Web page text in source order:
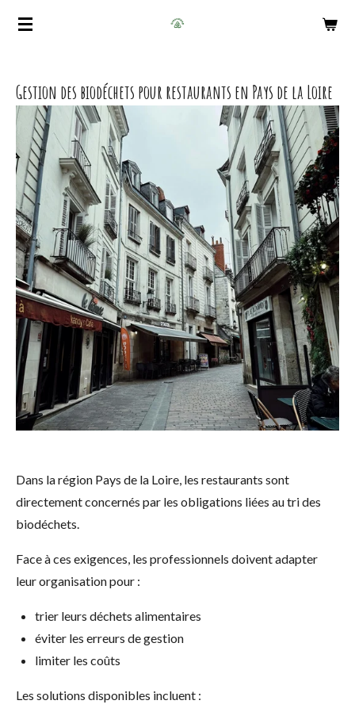
Passer
principal
Gestion des biodéchets pour restaurants en Pays de la Loire
Dans la région Pays de la Loire, les restaurants sont
directement concernés par les obligations liées au tri des
biodéchets.
Face à ces exigences, les professionnels doivent adapter
leur organisation pour :
trier leurs déchets alimentaires
éviter les erreurs de gestion
limiter les coûts
Les solutions disponibles incluent :